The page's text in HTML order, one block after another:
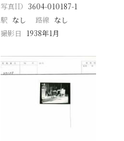
写真ID 3604-010187-1
駅 なし 路線 なし
撮影日
1938年1月